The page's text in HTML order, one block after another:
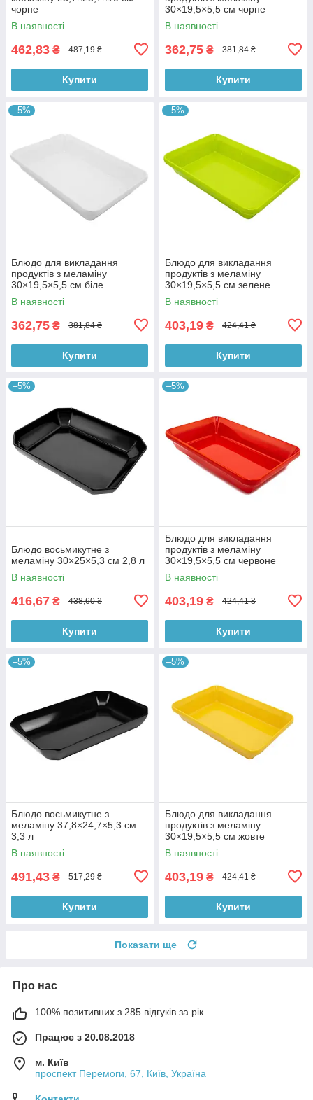
чорне
В наявності
462,83 ₴ 487,19 ₴
Купити
30×19,5×5,5 см чорне
В наявності
362,75 ₴ 381,84 ₴
Купити
–5%
Блюдо для викладання
продуктів з меламіну
30×19,5×5,5 см біле
В наявності
362,75 ₴ 381,84 ₴
Купити
–5%
Блюдо для викладання
продуктів з меламіну
30×19,5×5,5 см зелене
В наявності
403,19 ₴ 424,41 ₴
Купити
–5%
Блюдо восьмикутне з
меламіну 30×25×5,3 см 2,8 л
В наявності
416,67 ₴ 438,60 ₴
Купити
–5%
Блюдо для викладання
продуктів з меламіну
30×19,5×5,5 см червоне
В наявності
403,19 ₴ 424,41 ₴
Купити
–5%
Блюдо восьмикутне з
меламіну 37,8×24,7×5,3 см
3,3 л
В наявності
491,43 ₴ 517,29 ₴
Купити
–5%
Блюдо для викладання
продуктів з меламіну
30×19,5×5,5 см жовте
В наявності
403,19 ₴ 424,41 ₴
Купити
Показати ще
Про нас
100% позитивних з 285 відгуків за рік
Працює з 20.08.2018
м. Київ
проспект Перемоги, 67, Київ, Україна